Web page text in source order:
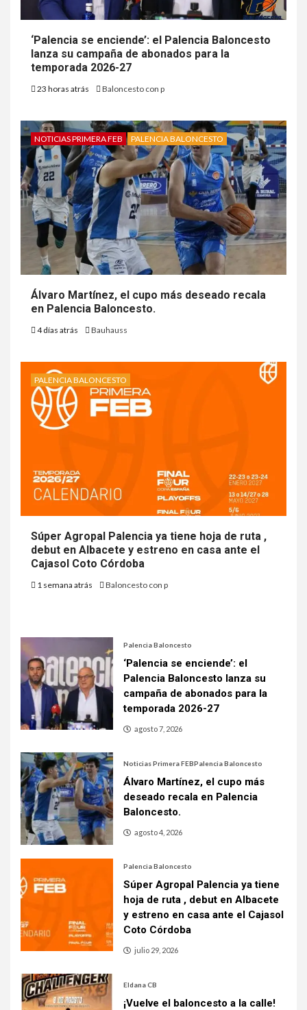
‘Palencia se enciende’: el Palencia Baloncesto
lanza su campaña de abonados para la
temporada 2026-27
23 horas atrás Baloncesto con p
NOTICIAS PRIMERA FEB PALENCIA BALONCESTO
Álvaro Martínez, el cupo más deseado recala
en Palencia Baloncesto.
4 días atrás Bauhauss
PALENCIA BALONCESTO
Súper Agropal Palencia ya tiene hoja de ruta ,
debut en Albacete y estreno en casa ante el
Cajasol Coto Córdoba
1 semana atrás Baloncesto con p
Palencia Baloncesto
‘Palencia se enciende’: el
Palencia Baloncesto lanza su
campaña de abonados para la
temporada 2026-27
agosto 7, 2026
Noticias Primera FEBPalencia Baloncesto
Álvaro Martínez, el cupo más
deseado recala en Palencia
Baloncesto.
agosto 4, 2026
Palencia Baloncesto
Súper Agropal Palencia ya tiene
hoja de ruta , debut en Albacete
y estreno en casa ante el Cajasol
Coto Córdoba
julio 29, 2026
Eldana CB
¡Vuelve el baloncesto a la calle!